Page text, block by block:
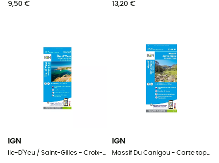
9,50 € 13,20 €
IGN
Ile-D'Yeu / Saint-Gilles - Croix-De-Vie - Carte topographique
IGN
Massif Du Canigou - Carte topographique